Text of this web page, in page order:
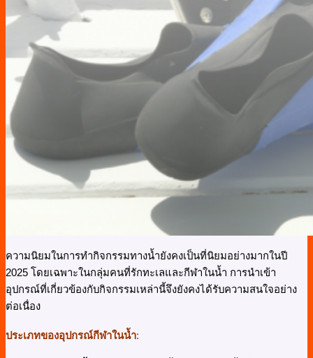
ความนิยมในการทำกิจกรรมทางน้ำยังคงเป็นที่นิยมอย่างมากในปี
2025 โดยเฉพาะในกลุ่มคนที่รักทะเลและกีฬาในน้ำ การนำเข้า
อุปกรณ์ที่เกี่ยวข้องกับกิจกรรมเหล่านี้จึงยังคงได้รับความสนใจอย่าง
ต่อเนื่อง
ประเภทของอุปกรณ์กีฬาในน้ำ: